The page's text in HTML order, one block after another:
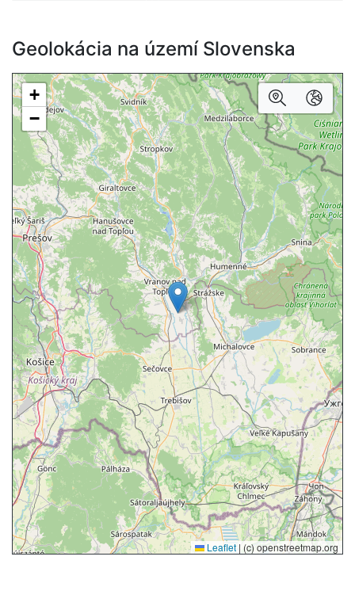
Geolokácia na území Slovenska
+
−
Leaflet | (c) openstreetmap.org